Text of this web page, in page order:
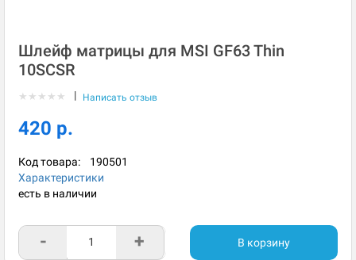
Шлейф матрицы для MSI GF63 Thin
10SCSR
★ ★ ★ ★ ★ | Написать отзыв
420 р.
Код товара: 190501
Характеристики
есть в наличии
- + В корзину